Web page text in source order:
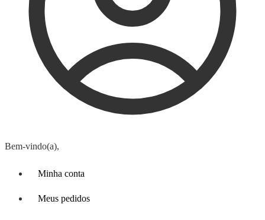
Bem-vindo(a),
Minha conta
Meus pedidos